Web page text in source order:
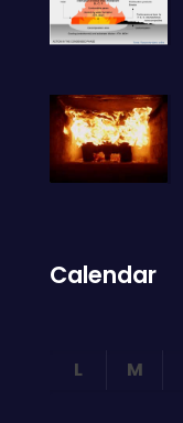
Calendar
L M